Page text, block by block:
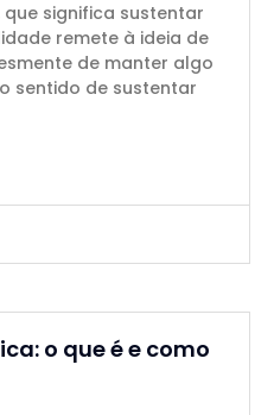
que significa sustentar
remete à ideia de
de manter algo
sentido de sustentar
o que é e como